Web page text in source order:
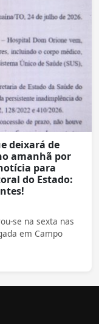
deixará de
amanhã por
para
do Estado:
se na sexta nas
em Campo